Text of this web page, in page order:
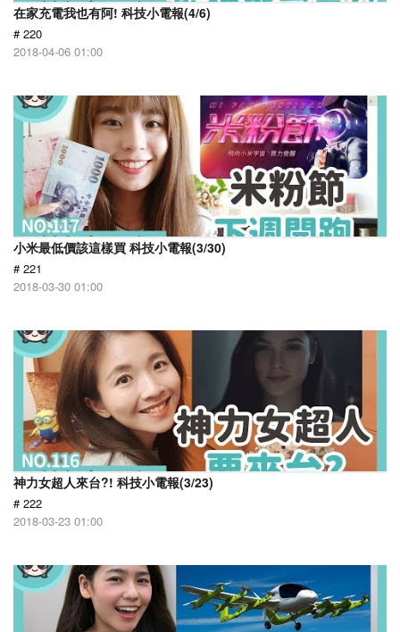
在家充電我也有阿! 科技小電報(4/6)
# 220
2018-04-06 01:00
小米最低價該這樣買 科技小電報(3/30)
# 221
2018-03-30 01:00
神力女超人來台?! 科技小電報(3/23)
# 222
2018-03-23 01:00